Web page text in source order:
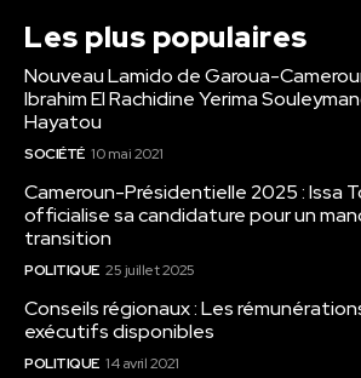
Les plus populaires
Nouveau Lamido de Garoua-
Ibrahim El Rachidine Yerima
Hayatou
SOCIÉTÉ 10 mai 2021
Cameroun-Présidentielle 2025 : Issa
officialise sa candidature pour un
transition
POLITIQUE 25 juillet 2025
Conseils régionaux : Les
exécutifs disponibles
POLITIQUE 14 avril 2021